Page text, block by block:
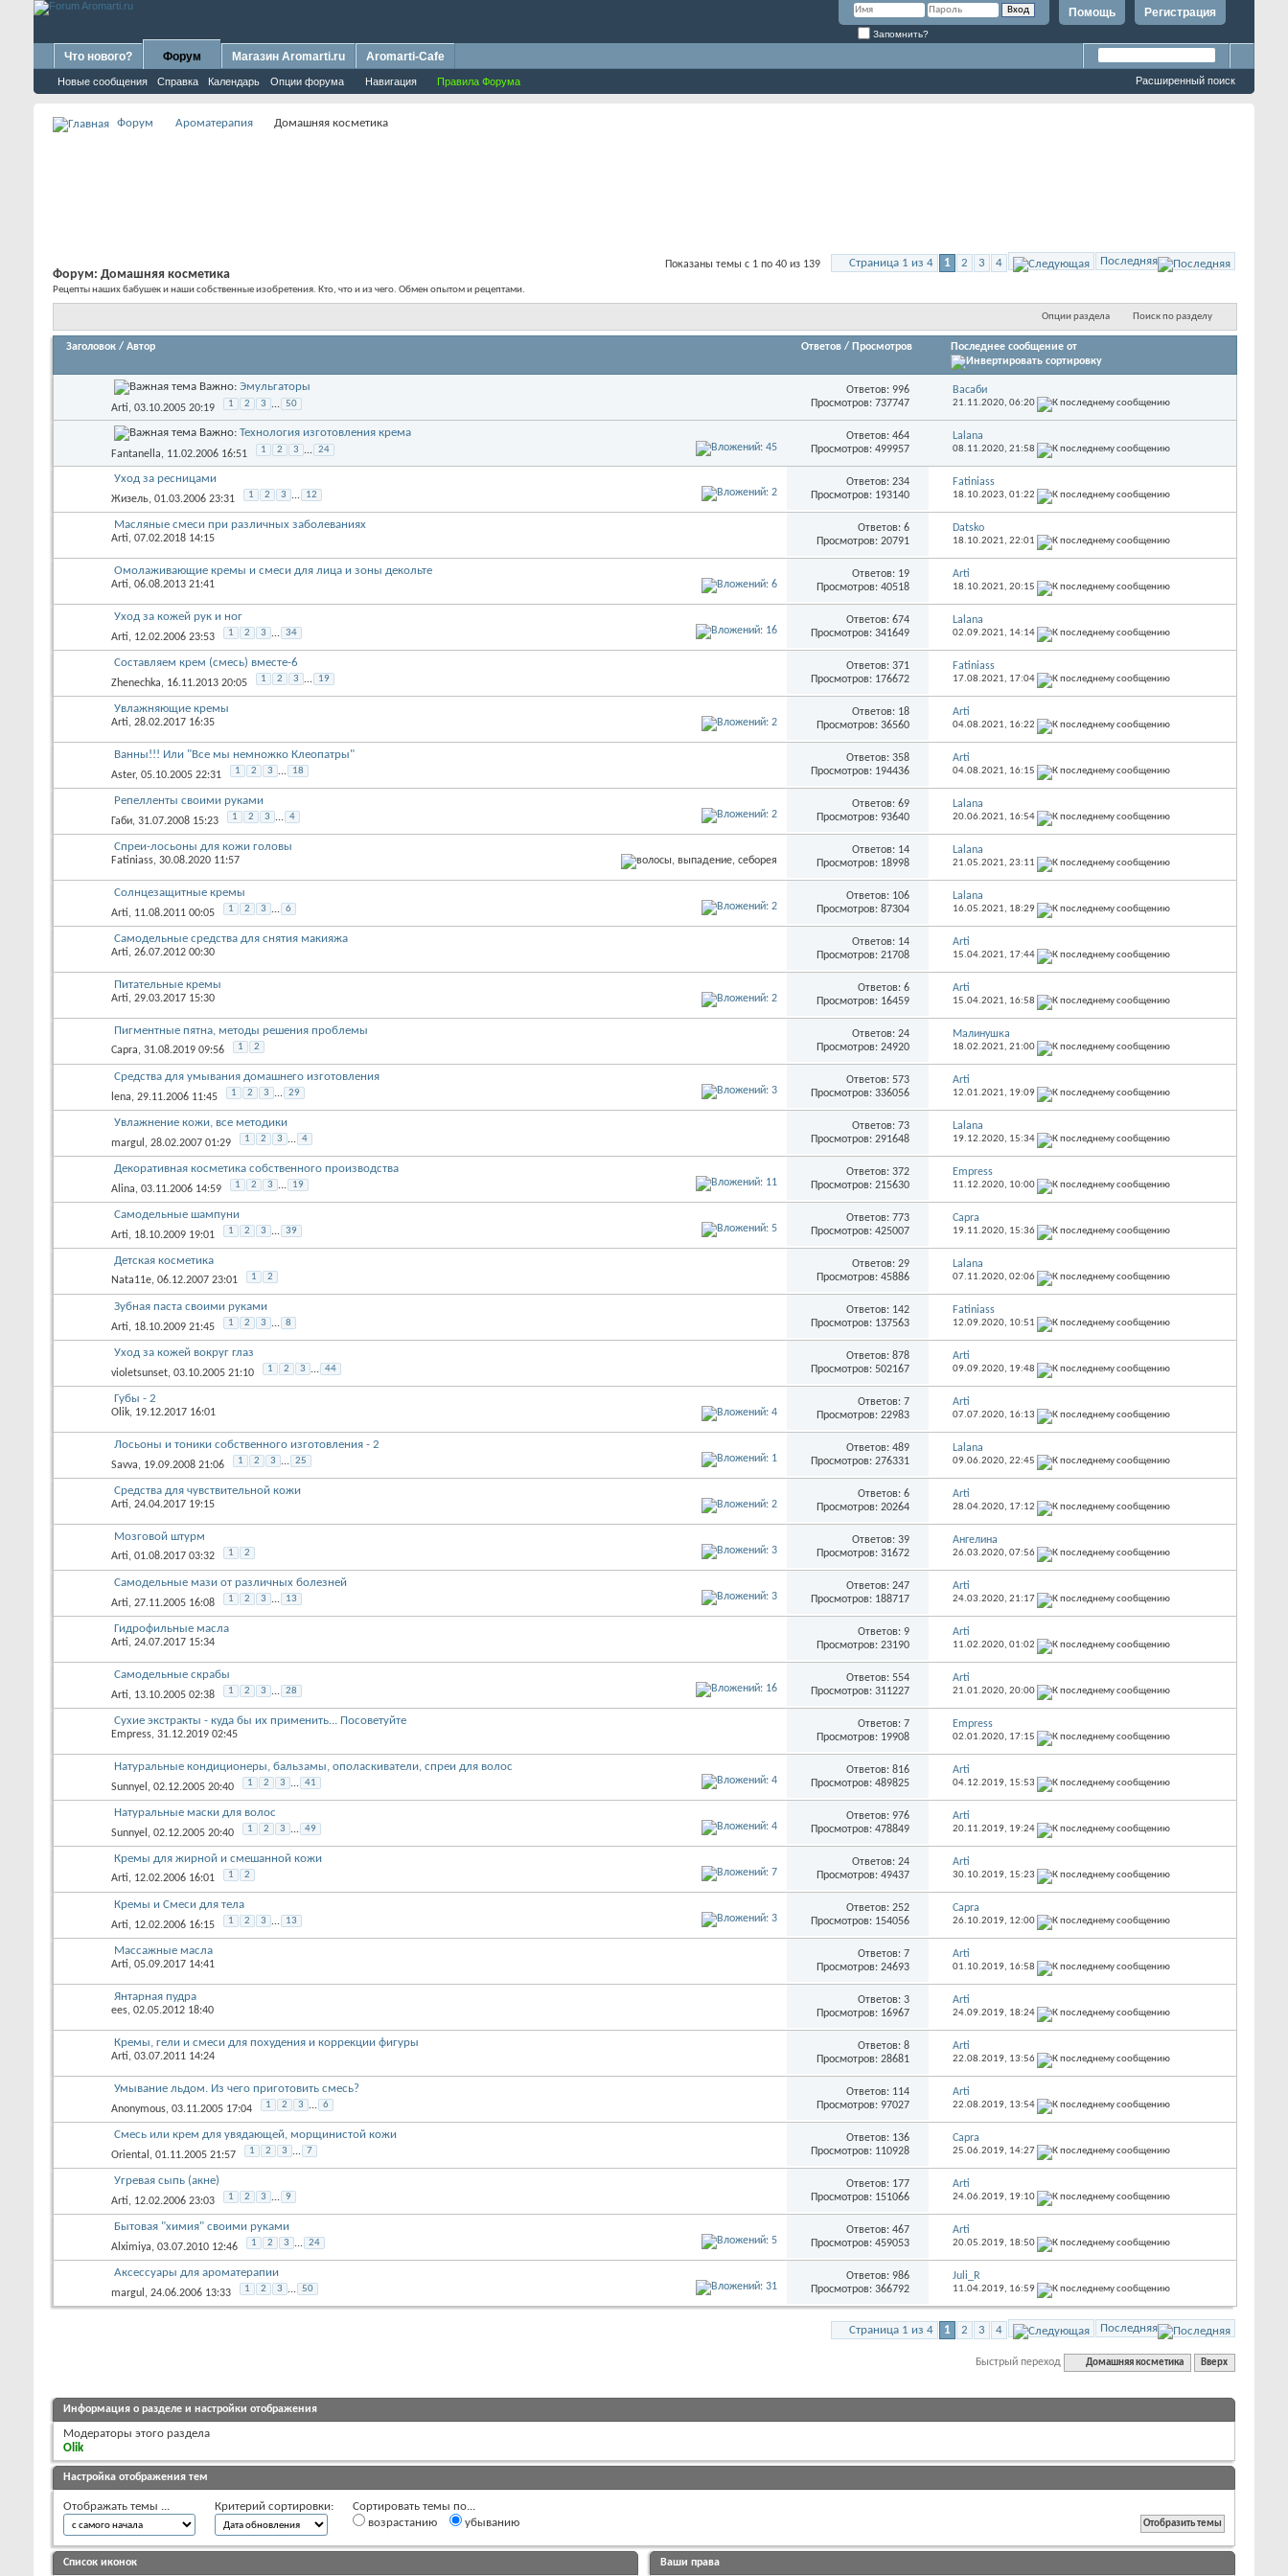
Регистрация
Помощь
Запомнить?
Что нового? Форум
Новые сообщения Справка Календарь Опции форума Навигация Правила Форума
Магазин Aromarti.ru Aromarti-Cafe
Расширенный поиск
Форум Ароматерапия Домашняя косметика
Страница 1 из 4 1 2 3 4 Последняя
Показаны темы с 1 по 40 из 139
Форум: Домашняя косметика
Рецепты наших бабушек и наши собственные изобретения. Кто, что и из чего. Обмен опытом и рецептами.
Опции раздела Поиск по разделу
Заголовок / Автор Ответов / Просмотров Последнее сообщение от
Важно: Эмульгаторы
Arti, 03.10.2005 20:19 1 2 3 ... 50
Ответов: 996
Просмотров: 737747
Васаби
21.11.2020, 06:20
Важно: Технология изготовления крема
Fantanella, 11.02.2006 16:51 1 2 3 ... 24
Ответов: 464
Просмотров: 499957
Lalana
08.11.2020, 21:58
Уход за ресницами
Жизель, 01.03.2006 23:31 1 2 3 ... 12
Ответов: 234
Просмотров: 193140
Fatiniass
18.10.2023, 01:22
Масляные смеси при различных заболеваниях
Arti, 07.02.2018 14:15
Ответов: 6
Просмотров: 20791
Datsko
18.10.2021, 22:01
Омолаживающие кремы и смеси для лица и зоны декольте
Arti, 06.08.2013 21:41
Ответов: 19
Просмотров: 40518
Arti
18.10.2021, 20:15
Уход за кожей рук и ног
Arti, 12.02.2006 23:53 1 2 3 ... 34
Ответов: 674
Просмотров: 341649
Lalana
02.09.2021, 14:14
Составляем крем (смесь) вместе-6
Zhenechka, 16.11.2013 20:05 1 2 3 ... 19
Ответов: 371
Просмотров: 176672
Fatiniass
17.08.2021, 17:04
Увлажняющие кремы
Arti, 28.02.2017 16:35
Ответов: 18
Просмотров: 36560
Arti
04.08.2021, 16:22
Ванны!!! Или "Все мы немножко Клеопатры"
Aster, 05.10.2005 22:31 1 2 3 ... 18
Ответов: 358
Просмотров: 194436
Arti
04.08.2021, 16:15
Репелленты своими руками
Габи, 31.07.2008 15:23 1 2 3 ... 4
Ответов: 69
Просмотров: 93640
Lalana
20.06.2021, 16:54
Спреи-лосьоны для кожи головы
Fatiniass, 30.08.2020 11:57
Ответов: 14
Просмотров: 18998
Lalana
21.05.2021, 23:11
Солнцезащитные кремы
Arti, 11.08.2011 00:05 1 2 3 ... 6
Ответов: 106
Просмотров: 87304
Lalana
16.05.2021, 18:29
Самодельные средства для снятия макияжа
Arti, 26.07.2012 00:30
Ответов: 14
Просмотров: 21708
Arti
15.04.2021, 17:44
Питательные кремы
Arti, 29.03.2017 15:30
Ответов: 6
Просмотров: 16459
Arti
15.04.2021, 16:58
Пигментные пятна, методы решения проблемы
Capra, 31.08.2019 09:56 1 2
Ответов: 24
Просмотров: 24920
Малинушка
18.02.2021, 21:00
Средства для умывания домашнего изготовления
lena, 29.11.2006 11:45 1 2 3 ... 29
Ответов: 573
Просмотров: 336056
Arti
12.01.2021, 19:09
Увлажнение кожи, все методики
margul , 28.02.2007 01:29 1 2 3 ... 4
Ответов: 73
Просмотров: 291648
Lalana
19.12.2020, 15:34
Декоративная косметика собственного производства
Alina, 03.11.2006 14:59 1 2 3 ... 19
Ответов: 372
Просмотров: 215630
Empress
11.12.2020, 10:00
Самодельные шампуни
Arti, 18.10.2009 19:01 1 2 3 ... 39
Ответов: 773
Просмотров: 425007
Capra
19.11.2020, 15:36
Детская косметика
Nata11e, 06.12.2007 23:01 1 2
Ответов: 29
Просмотров: 45886
Lalana
07.11.2020, 02:06
Зубная паста своими руками
Arti, 18.10.2009 21:45 1 2 3 ... 8
Ответов: 142
Просмотров: 137563
Fatiniass
12.09.2020, 10:51
Уход за кожей вокруг глаз
violetsunset, 03.10.2005 21:10 1 2 3 ... 44
Ответов: 878
Просмотров: 502167
Arti
09.09.2020, 19:48
Губы - 2
Olik, 19.12.2017 16:01
Ответов: 7
Просмотров: 22983
Arti
07.07.2020, 16:13
Лосьоны и тоники собственного изготовления - 2
Savva, 19.09.2008 21:06 1 2 3 ... 25
Ответов: 489
Просмотров: 276331
Lalana
09.06.2020, 22:45
Средства для чувствительной кожи
Arti, 24.04.2017 19:15
Ответов: 6
Просмотров: 20264
Arti
28.04.2020, 17:12
Мозговой штурм
Arti, 01.08.2017 03:32 1 2
Ответов: 39
Просмотров: 31672
Ангелина
26.03.2020, 07:56
Самодельные мази от различных болезней
Arti, 27.11.2005 16:08 1 2 3 ... 13
Ответов: 247
Просмотров: 188717
Arti
24.03.2020, 21:17
Гидрофильные масла
Arti, 24.07.2017 15:34
Ответов: 9
Просмотров: 23190
Arti
11.02.2020, 01:02
Самодельные скрабы
Arti, 13.10.2005 02:38 1 2 3 ... 28
Ответов: 554
Просмотров: 311227
Arti
21.01.2020, 20:00
Сухие экстракты - куда бы их применить... Посоветуйте
Empress, 31.12.2019 02:45
Ответов: 7
Просмотров: 19908
Empress
02.01.2020, 17:15
Натуральные кондиционеры, бальзамы, ополаскиватели, спреи для волос
Sunnyel , 02.12.2005 20:40 1 2 3 ... 41
Ответов: 816
Просмотров: 489825
Arti
04.12.2019, 15:53
Натуральные маски для волос
Sunnyel , 02.12.2005 20:40 1 2 3 ... 49
Ответов: 976
Просмотров: 478849
Arti
20.11.2019, 19:24
Кремы для жирной и смешанной кожи
Arti, 12.02.2006 16:01 1 2
Ответов: 24
Просмотров: 49437
Arti
30.10.2019, 15:23
Кремы и Смеси для тела
Arti, 12.02.2006 16:15 1 2 3 ... 13
Ответов: 252
Просмотров: 154056
Capra
26.10.2019, 12:00
Массажные масла
Arti, 05.09.2017 14:41
Ответов: 7
Просмотров: 24693
Arti
01.10.2019, 16:58
Янтарная пудра
ees, 02.05.2012 18:40
Ответов: 3
Просмотров: 16967
Arti
24.09.2019, 18:24
Кремы, гели и смеси для похудения и коррекции фигуры
Arti, 03.07.2011 14:24
Ответов: 8
Просмотров: 28681
Arti
22.08.2019, 13:56
Умывание льдом. Из чего приготовить смесь?
Anonymous, 03.11.2005 17:04 1 2 3 ... 6
Ответов: 114
Просмотров: 97027
Arti
22.08.2019, 13:54
Смесь или крем для увядающей, морщинистой кожи
Oriental , 01.11.2005 21:57 1 2 3 ... 7
Ответов: 136
Просмотров: 110928
Capra
25.06.2019, 14:27
Угревая сыпь (акне)
Arti, 12.02.2006 23:03 1 2 3 ... 9
Ответов: 177
Просмотров: 151066
Arti
24.06.2019, 19:10
Бытовая "химия" своими руками
Alximiya, 03.07.2010 12:46 1 2 3 ... 24
Ответов: 467
Просмотров: 459053
Arti
20.05.2019, 18:50
Аксессуары для ароматерапии
margul , 24.06.2006 13:33 1 2 3 ... 50
Ответов: 986
Просмотров: 366792
Juli_R
11.04.2019, 16:59
Страница 1 из 4 1 2 3 4 Последняя
Быстрый переход Домашняя косметика Вверх
Информация о разделе и настройки отображения
Модераторы этого раздела
Olik
Настройка отображения тем
Отображать темы ... Критерий сортировки:
Сортировать темы по...
возрастанию
убыванию
Список иконок Ваши права